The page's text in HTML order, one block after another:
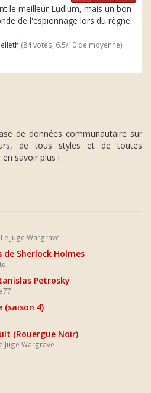
le meilleur Ludlum, mais un bon
de l'espionnage lors du règne
(84 votes, 6.5/10 de moyenne)
de données communautaire sur
de tous styles et de toutes
en savoir plus !
Le Juge Wargrave
Sherlock Holmes
Petrosky
(saison 4)
(Rouergue Noir)
Juge Wargrave